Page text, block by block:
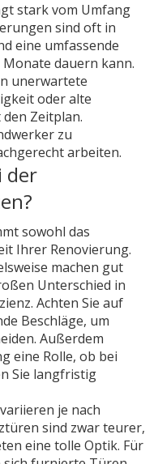
stark vom Umfang
sind oft in
eine umfassende
dauern kann.
unerwartete
oder alte
Zeitplan.
zu
arbeiten.
der
sowohl das
Ihrer Renovierung.
machen gut
Unterschied in
Achten Sie auf
Beschläge, um
Außerdem
eine Rolle, ob bei
Sie langfristig
je nach
sind zwar teurer,
eine tolle Optik. Für